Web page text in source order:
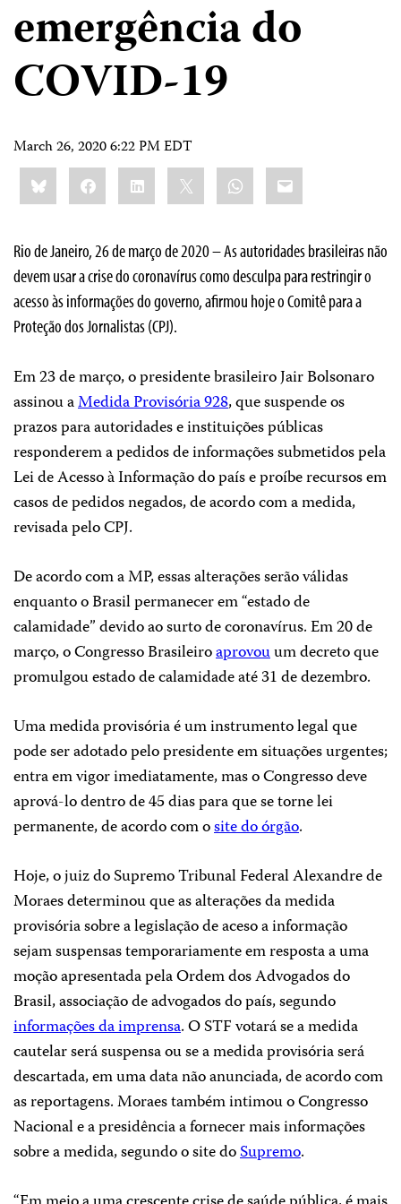
emergência do
COVID-19
March 26, 2020 6:22 PM EDT
Share
this:BlueskyFacebookLinkedIn WhatsApp
Email
Rio de Janeiro, 26 de março de 2020 – As autoridades brasileiras não
devem usar a crise do coronavírus como desculpa para restringir o
acesso às informações do governo, afirmou hoje o Comitê para a
Proteção dos Jornalistas (CPJ).
Em 23 de março, o presidente brasileiro Jair Bolsonaro
assinou aMedida Provisória 928, que suspende os
prazos para autoridades e instituições públicas
responderem a pedidos de informações submetidos pela
Lei de Acesso à Informação do país e proíbe recursos em
casos de pedidos negados, de acordo com a medida,
revisada pelo CPJ.
De acordo com a MP, essas alterações serão válidas
enquanto o Brasil permanecer em “estado de
calamidade” devido ao surto de coronavírus. Em 20 de
março, o Congresso Brasileiroaprovouum decreto que
promulgou estado de calamidade até 31 de dezembro.
Uma medida provisória é um instrumento legal que
pode ser adotado pelo presidente em situações urgentes;
entra em vigor imediatamente, mas o Congresso deve
aprová-lo dentro de 45 dias para que se torne lei
permanente, de acordo com osite do órgão.
Hoje, o juiz do Supremo Tribunal Federal Alexandre de
Moraes determinou que as alterações da medida
provisória sobre a legislação de aceso a informação
sejam suspensas temporariamente em resposta a uma
moção apresentada pela Ordem dos Advogados do
Brasil, associação de advogados do país, segundo
informações da imprensa. O STF votará se a medida
cautelar será suspensa ou se a medida provisória será
descartada, em uma data não anunciada, de acordo com
as reportagens. Moraes também intimou o Congresso
Nacional e a presidência a fornecer mais informações
sobre a medida, segundo o site doSupremo.